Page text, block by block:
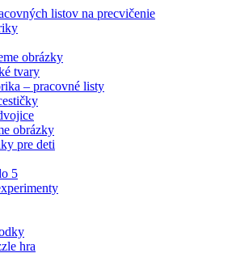
listov na precvičenie
obrázky
tvary
– pracovné listy
obrázky
pre deti
5
hra